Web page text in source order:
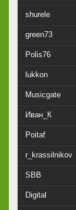
shurele
green73
Polis76
lukkon
Musicgate
Иван_К
Poitaf
r_krassilnikov
SBB
Digital